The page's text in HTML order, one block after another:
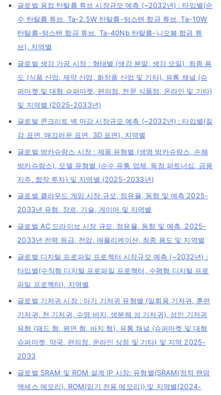
글로벌 용접 탄탈륨 튜브 시장규모 예측 (~2032년) : 타입별(순
수 탄탈륨 튜브, Ta-2.5W 탄탈륨-텅스텐 합금 튜브, Ta-10W
탄탈륨-텅스텐 합금 튜브, Ta-40Nb 탄탈륨-니오븀 합금 튜
브), 지역별
글로벌 생강 가공 시장 : 형태별 (생강 분말, 생강 오일), 최종 용
도 (식품 산업, 제약 산업, 화장품 산업 및 기타), 유통 채널 (슈
퍼마켓 및 대형 슈퍼마켓, 편의점, 전문 식품점, 온라인 및 기타)
및 지역별 (2025-2033년)
글로벌 콘크리트 벽 마감 시장규모 예측 (~2032년) : 타입별(질
감 표면, 매끄러운 표면, 3D 표면), 지역별
글로벌 방카슈랑스 시장 : 제품 유형별 (생명 방카슈랑스, 손해
방카슈랑스), 모델 유형별 (순수 유통 업체, 독점 파트너십, 금융
지주, 합작 투자) 및 지역별 (2025-2033년)
글로벌 클라우드 게임 시장 규모, 점유율, 동향 및 예측 2025-
2033년 유형, 장르, 기술, 게이머 및 지역별
글로벌 AC 드라이브 시장 규모, 점유율, 동향 및 예측, 2025-
2033년 전력 등급, 전압, 애플리케이션, 최종 용도 및 지역별
글로벌 디지털 프로파일 프로젝터 시장규모 예측 (~2032년) :
타입별(수직형 디지털 프로파일 프로젝터, 수평형 디지털 프로
파일 프로젝터), 지역별
글로벌 기저귀 시장 : 아기 기저귀 유형별 (일회용 기저귀, 훈련
기저귀, 천 기저귀, 수영 바지, 생분해 성 기저귀), 성인 기저귀
유형 (패드 형, 평면 형, 바지 형), 유통 채널 (슈퍼마켓 및 대형
슈퍼마켓, 약국, 편의점, 온라인 상점 및 기타) 및 지역 2025-
2033
글로벌 SRAM 및 ROM 설계 IP 시장: 유형별(SRAM(정적 랜덤
액세스 메모리), ROM(읽기 전용 메모리)) 및 지역별(2024-